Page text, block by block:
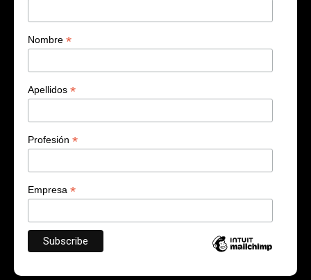
Nombre *
Apellidos *
Profesión *
Empresa *